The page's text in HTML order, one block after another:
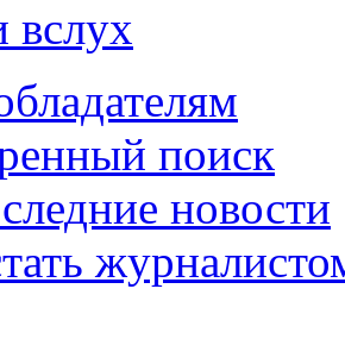
поиск
новости